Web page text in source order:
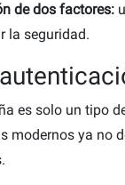
de dos factores:
la seguridad.
es solo un tipo
modernos ya no